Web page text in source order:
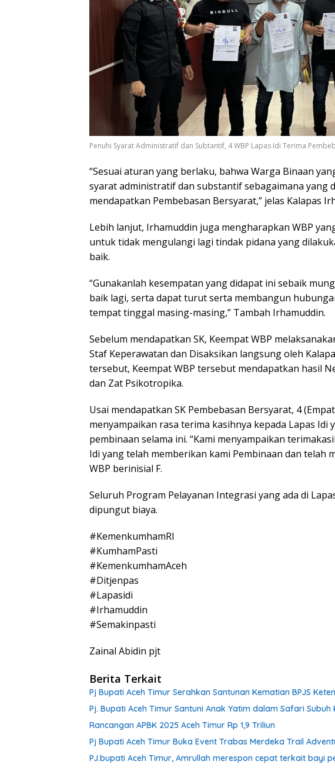
Penuhi Syarat Administratif dan Subtantif, 4 WBP Lapas Idi Terima
“Sesuai aturan yang berlaku, bahwa Warga Binaan
syarat administratif dan substantif sebagaimana yang
mendapatkan Pembebasan Bersyarat,” jelas Kalapas
Lebih lanjut, Irhamuddin juga mengharapkan WBP
untuk tidak mengulangi lagi tindak pidana yang
baik.
“Gunakanlah kesempatan yang didapat ini sebaik
baik lagi, serta dapat turut serta membangun
tempat tinggal masing-masing,” Tambah Irhamuddin.
Sebelum mendapatkan SK, Keempat WBP
Staf Keperawatan dan Disaksikan langsung oleh
tersebut, Keempat WBP tersebut mendapatkan hasil
dan Zat Psikotropika.
Usai mendapatkan SK Pembebasan Bersyarat, 4
menyampaikan rasa terima kasihnya kepada Lapas Idi
pembinaan selama ini. “Kami menyampaikan
Idi yang telah memberikan kami Pembinaan dan telah
WBP berinisial F.
Seluruh Program Pelayanan Integrasi yang ada di
dipungut biaya.
#KemenkumhamRI
#KumhamPasti
#KemenkumhamAceh
#Ditjenpas
#Lapasidi
#Irhamuddin
#Semakinpasti
Zainal Abidin pjt
Berita Terkait
Pj Bupati Aceh Timur Serahkan Santunan Kematian BPJS
Pj. Bupati Aceh Timur Santuni Anak Yatim dalam Safari Subuh
Rancangan APBK 2025 Aceh Timur Rp 1,9 Triliun
Pj Bupati Aceh Timur Buka Event Trabas Merdeka Trail
PJ.bupati Aceh Timur, Amrullah merespon cepat terkait bayi